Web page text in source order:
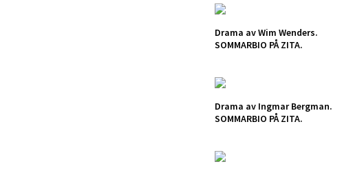
Drama av Wim Wenders.
SOMMARBIO PÅ ZITA.
Drama av Ingmar Bergman.
SOMMARBIO PÅ ZITA.